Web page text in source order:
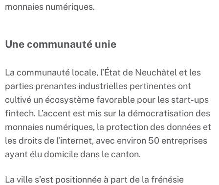
monnaies numériques.
Une communauté unie
La communauté locale, l’État de Neuchâtel et les
parties prenantes industrielles pertinentes ont
cultivé un écosystème favorable pour les start-ups
fintech. L’accent est mis sur la démocratisation des
monnaies numériques, la protection des données et
les droits de l’internet, avec environ 50 entreprises
ayant élu domicile dans le canton.
La ville s’est positionnée à part de la frénésie